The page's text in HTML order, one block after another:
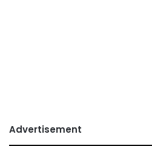
Advertisement